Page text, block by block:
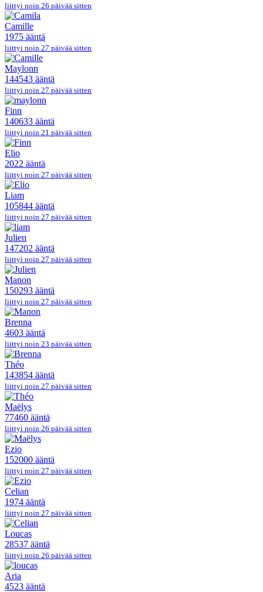
liittyi noin 26 päivää sitten
Camille
1975 ääntä
liittyi noin 27 päivää sitten
Maylonn
144543 ääntä
liittyi noin 27 päivää sitten
Finn
140633 ääntä
liittyi noin 21 päivää sitten
Elio
2022 ääntä
liittyi noin 27 päivää sitten
Liam
105844 ääntä
liittyi noin 27 päivää sitten
Julien
147202 ääntä
liittyi noin 27 päivää sitten
Manon
150293 ääntä
liittyi noin 27 päivää sitten
Brenna
4603 ääntä
liittyi noin 23 päivää sitten
Théo
143854 ääntä
liittyi noin 27 päivää sitten
Maëlys
77460 ääntä
liittyi noin 26 päivää sitten
Ezio
152000 ääntä
liittyi noin 27 päivää sitten
Celian
1974 ääntä
liittyi noin 27 päivää sitten
Loucas
28537 ääntä
liittyi noin 26 päivää sitten
Aria
4523 ääntä